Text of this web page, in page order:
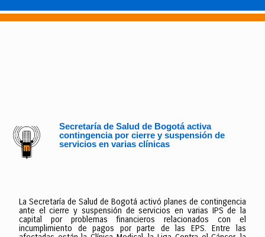
Secretaría de Salud de Bogotá activa
contingencia por cierre y suspensión de
servicios en varias clínicas
La Secretaría de Salud de Bogotá activó planes de contingencia
ante el cierre y suspensión de servicios en varias IPS de la
capital por problemas financieros relacionados con el
incumplimiento de pagos por parte de las EPS. Entre las